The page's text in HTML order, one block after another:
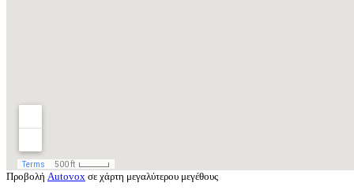
Προβολή Autovox σε χάρτη μεγαλύτερου μεγέθους